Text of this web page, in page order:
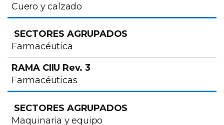
Cuero y calzado
Farmacéutica
Farmacéuticas
Maquinaria y equipo